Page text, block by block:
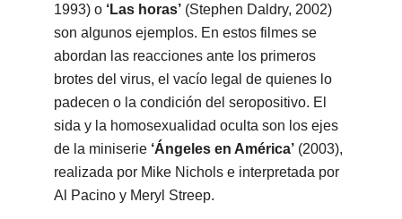
1993) o ‘Las horas’(Stephen Daldry, 2002)
son algunos ejemplos. En estos filmes se
abordan las reacciones ante los primeros
brotes del virus, el vacío legal de quienes lo
padecen o la condición del seropositivo. El
sida y la homosexualidad oculta son los ejes
de la miniserie ‘Ángeles en América’(2003),
realizada por Mike Nichols e interpretada por
Al Pacino y Meryl Streep.